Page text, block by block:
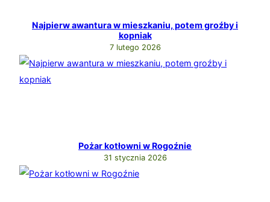
Najpierw awantura w mieszkaniu, potem groźby i
kopniak
7 lutego 2026
Pożar kotłowni w Rogoźnie
31 stycznia 2026